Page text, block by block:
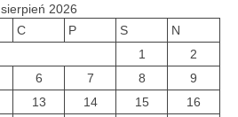
sierpień 2026
C P S
N
1
2
6 7 8
9
13 14 15
16